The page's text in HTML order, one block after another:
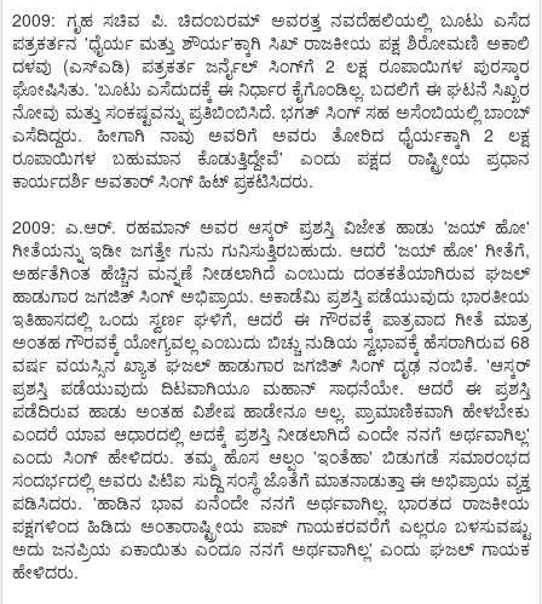
2009: ಗೃಹ ಸಚಿವ ಪಿ. ಚಿದಂಬರಮ್ ಅವರತ್ತ ನವದೆಹಲಿಯಲ್ಲಿ ಬೂಟು ಎಸೆದ
ಪತ್ರಕರ್ತನ 'ಧೈರ್ಯ ಮತ್ತು ಶೌರ್ಯ'ಕ್ಕಾಗಿ ಸಿಖ್ ರಾಜಕೀಯ ಪಕ್ಷ ಶಿರೋಮಣಿ ಅಕಾಲಿ
ದಳವು (ಎಸ್‌ಎಡಿ) ಪತ್ರಕರ್ತ ಜರ್ನೈಲ್ ಸಿಂಗ್‌ಗೆ 2 ಲಕ್ಷ ರೂಪಾಯಿಗಳ ಪುರಸ್ಕಾರ
ಘೋಷಿಸಿತು. 'ಬೂಟು ಎಸೆದುದಕ್ಕೆ ಈ ನಿರ್ಧಾರ ಕೈಗೊಂಡಿಲ್ಲ. ಬದಲಿಗೆ ಈ ಘಟನೆ ಸಿಖ್ಖರ
ನೋವು ಮತ್ತು ಸಂಕಷ್ಟವನ್ನು ಪ್ರತಿಬಿಂಬಿಸಿದೆ. ಭಗತ್ ಸಿಂಗ್ ಸಹ ಅಸೆಂಬಿಯಲ್ಲಿ ಬಾಂಬ್
ಎಸೆದಿದ್ದರು. ಹೀಗಾಗಿ ನಾವು ಅವರಿಗೆ ಅವರು ತೋರಿದ ಧೈರ್ಯಕ್ಕಾಗಿ 2 ಲಕ್ಷ
ರೂಪಾಯಿಗಳ ಬಹುಮಾನ ಕೊಡುತ್ತಿದ್ದೇವೆ' ಎಂದು ಪಕ್ಷದ ರಾಷ್ಟ್ರೀಯ ಪ್ರಧಾನ
ಕಾರ್ಯದರ್ಶಿ ಅವತಾರ್ ಸಿಂಗ್ ಹಿಟ್ ಪ್ರಕಟಿಸಿದರು.
2009: ಎ.ಆರ್. ರಹಮಾನ್ ಅವರ ಆಸ್ಕರ್ ಪ್ರಶಸ್ತಿ ವಿಜೇತ ಹಾಡು 'ಜಯ್ ಹೋ'
ಗೀತೆಯನ್ನು ಇಡೀ ಜಗತ್ತೇ ಗುನು ಗುನಿಸುತ್ತಿರಬಹುದು. ಆದರೆ 'ಜಯ್ ಹೋ' ಗೀತೆಗೆ,
ಅರ್ಹತೆಗಿಂತ ಹೆಚ್ಚಿನ ಮನ್ನಣೆ ನೀಡಲಾಗಿದೆ ಎಂಬುದು ದಂತಕತೆಯಾಗಿರುವ ಘಜಲ್
ಹಾಡುಗಾರ ಜಗಜಿತ್ ಸಿಂಗ್ ಅಭಿಪ್ರಾಯ. ಅಕಾಡೆಮಿ ಪ್ರಶಸ್ತಿ ಪಡೆಯುವುದು ಭಾರತೀಯ
ಇತಿಹಾಸದಲ್ಲಿ ಒಂದು ಸ್ವರ್ಣ ಘಳಿಗೆ, ಆದರೆ ಈ ಗೌರವಕ್ಕೆ ಪಾತ್ರವಾದ ಗೀತೆ ಮಾತ್ರ
ಅಂತಹ ಗೌರವಕ್ಕೆ ಯೋಗ್ಯವಲ್ಲ ಎಂಬುದು ಬಿಚ್ಚು ನುಡಿಯ ಸ್ವಭಾವಕ್ಕೆ ಹೆಸರಾಗಿರುವ 68
ವರ್ಷ ವಯಸ್ಸಿನ ಖ್ಯಾತ ಘಜಲ್ ಹಾಡುಗಾರ ಜಗಜಿತ್ ಸಿಂಗ್ ದೃಢ ನಂಬಿಕೆ. 'ಆಸ್ಕರ್
ಪ್ರಶಸ್ತಿ ಪಡೆಯುವುದು ದಿಟವಾಗಿಯೂ ಮಹಾನ್ ಸಾಧನೆಯೇ. ಆದರೆ ಈ ಪ್ರಶಸ್ತಿ
ಪಡೆದಿರುವ ಹಾಡು ಅಂತಹ ವಿಶೇಷ ಹಾಡೇನೂ ಅಲ್ಲ. ಪ್ರಾಮಾಣಿಕವಾಗಿ ಹೇಳಬೇಕು
ಎಂದರೆ ಯಾವ ಆಧಾರದಲ್ಲಿ ಅದಕ್ಕೆ ಪ್ರಶಸ್ತಿ ನೀಡಲಾಗಿದೆ ಎಂದೇ ನನಗೆ ಅರ್ಥವಾಗಿಲ್ಲ'
ಎಂದು ಸಿಂಗ್ ಹೇಳಿದರು. ತಮ್ಮ ಹೊಸ ಆಲ್ಪಂ 'ಇಂತೆಹಾ' ಬಿಡುಗಡೆ ಸಮಾರಂಭದ
ಸಂದರ್ಭದಲ್ಲಿ ಅವರು ಪಿಟಿಐ ಸುದ್ದಿ ಸಂಸ್ಥೆ ಜೊತೆಗೆ ಮಾತನಾಡುತ್ತಾ ಈ ಅಭಿಪ್ರಾಯ ವ್ಯಕ್ತ
ಪಡಿಸಿದರು. 'ಹಾಡಿನ ಭಾವ ಏನೆಂದೇ ನನಗೆ ಅರ್ಥವಾಗಿಲ್ಲ. ಭಾರತದ ರಾಜಕೀಯ
ಪಕ್ಷಗಳಿಂದ ಹಿಡಿದು ಅಂತಾರಾಷ್ಟ್ರೀಯ ಪಾಪ್ ಗಾಯಕರವರೆಗೆ ಎಲ್ಲರೂ ಬಳಸುವಷ್ಟು
ಅದು ಜನಪ್ರಿಯ ಏಕಾಯಿತು ಎಂದೂ ನನಗೆ ಅರ್ಥವಾಗಿಲ್ಲ' ಎಂದು ಘಜಲ್ ಗಾಯಕ
ಹೇಳಿದರು.